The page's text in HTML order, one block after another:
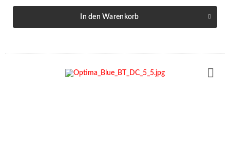
In den Warenkorb